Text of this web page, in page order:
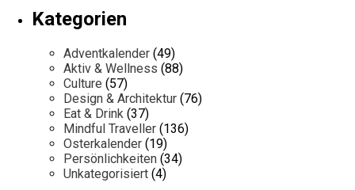
Kategorien
Adventkalender (49)
Aktiv & Wellness (88)
Culture (57)
Design & Architektur (76)
Eat & Drink (37)
Mindful Traveller (136)
Osterkalender (19)
Persönlichkeiten (34)
Unkategorisiert (4)